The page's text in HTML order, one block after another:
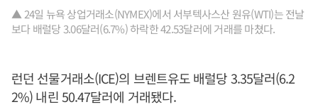
▲ 24일 뉴욕 상업거래소(NYMEX)에서 서부텍사스산 원유(WTI)는 전날
보다 배럴당 3.06달러(6.7%) 하락한 42.53달러에 거래를 마쳤다.
런던 선물거래소(ICE)의 브렌트유도 배럴당 3.35달러(6.2
2%) 내린 50.47달러에 거래됐다.